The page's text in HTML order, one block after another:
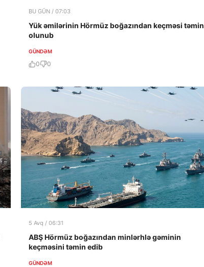
BU GÜN / 07:03
Yük əmilərinin Hörmüz boğazından keçməsi təmin
olunub
GÜNDƏM
0 0
5 Avq / 06:31
ABŞ Hörmüz boğazından minlərhlə gəminin
keçməsini təmin edib
GÜNDƏM